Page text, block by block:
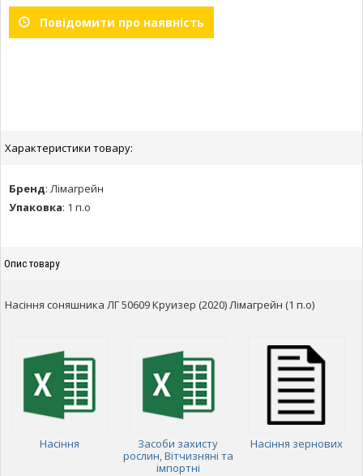
Повідомити про наявність
Характеристики товару:
Бренд: Лімагрейн
Упаковка: 1 п.о
Опис товару
Насіння соняшника ЛГ 50609 Круизер (2020) Лімагрейн (1 п.о)
Насіння
Засоби захисту
рослин, Вітчизняні та
імпортні
Насіння зернових